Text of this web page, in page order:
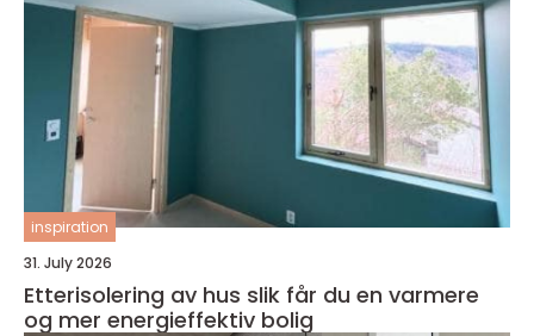
inspiration
31. July 2026
Etterisolering av hus slik får du en varmere
og mer energieffektiv bolig